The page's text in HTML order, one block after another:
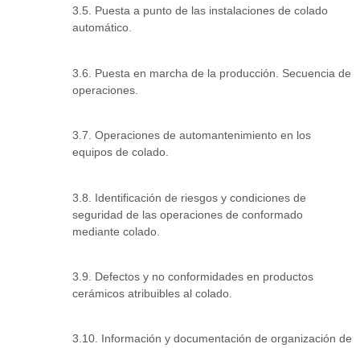
3.5. Puesta a punto de las instalaciones de colado
automático.
3.6. Puesta en marcha de la producción. Secuencia de
operaciones.
3.7. Operaciones de automantenimiento en los
equipos de colado.
3.8. Identificación de riesgos y condiciones de
seguridad de las operaciones de conformado
mediante colado.
3.9. Defectos y no conformidades en productos
cerámicos atribuibles al colado.
3.10. Información y documentación de organización de